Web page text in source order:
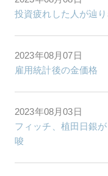
投資疲れした人が辿り
2023年08月07日
雇用統計後の金価格
2023年08月03日
フィッチ、植田日銀
唆